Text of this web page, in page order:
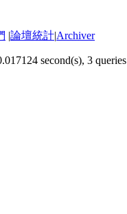
|論壇統計|Archiver
second(s), 3 queries